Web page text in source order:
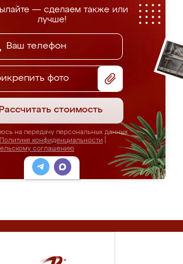
— сделаем также или
лучше!
фото
Рассчитать стоимость
на передачу персональных данных
Политике конфиденциальности
соглашению